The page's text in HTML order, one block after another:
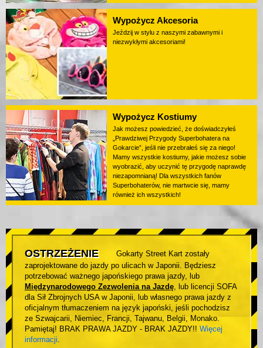
Wypożycz Akcesoria
Jeździj w stylu z naszymi zabawnymi i
niezwykłymi akcesoriami!
Wypożycz Kostiumy
Jak możesz powiedzieć, że doświadczyłeś
„Prawdziwej Przygody Superbohatera na
Gokarcie”, jeśli nie przebrałeś się za niego!
Mamy wszystkie kostiumy, jakie możesz sobie
wyobrazić, aby uczynić tę przygodę naprawdę
niezapomnianą! Dla wszystkich fanów
Superbohaterów, nie martwcie się, mamy
również ich wszystkich!
OSTRZEŻENIE
Gokarty Street Kart zostały
zaprojektowane do jazdy po ulicach w Japonii. Będziesz
potrzebować ważnego japońskiego prawa jazdy, lub
Międzynarodowego Zezwolenia na Jazdę, lub licencji SOFA
dla Sił Zbrojnych USA w Japonii, lub własnego prawa jazdy z
oficjalnym tłumaczeniem na język japoński, jeśli pochodzisz
ze Szwajcarii, Niemiec, Francji, Tajwanu, Belgii, Monako.
Pamiętaj! BRAK PRAWA JAZDY - BRAK JAZDY!! Więcej
informacji.